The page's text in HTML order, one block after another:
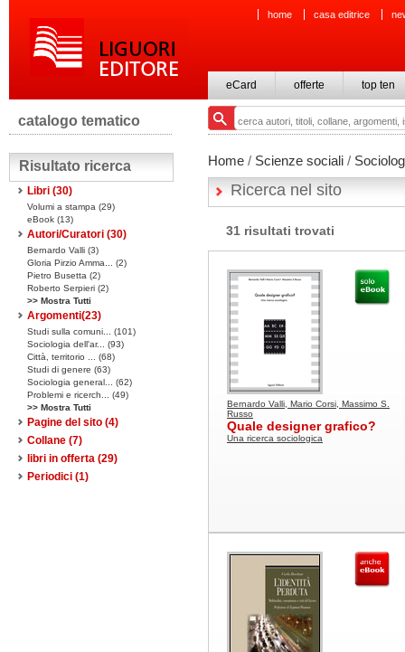
home casa editrice
eCard offerte top ten
catalogo tematico
Risultato ricerca
Libri (30)
Volumi a stampa (29)
eBook (13)
Autori/Curatori (30)
Bernardo Valli (3)
Gloria Pirzio Amma... (2)
Pietro Busetta (2)
Roberto Serpieri (2)
>> Mostra Tutti
Argomenti(23)
Studi sulla comuni... (101)
Sociologia dell'ar... (93)
Città, territorio ... (68)
Studi di genere (63)
Sociologia general... (62)
Problemi e ricerch... (49)
>> Mostra Tutti
Pagine del sito (4)
Collane (7)
libri in offerta (29)
Periodici (1)
Home / Scienze sociali /
Ricerca nel sito
31 risultati trovati
Bernardo Valli, Mario Corsi, Massimo S.
Russo
Quale designer grafico?
Una ricerca sociologica